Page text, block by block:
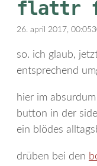
flattr
26. april 2017, 00:05
so. ich glaub,
entsprechend
hier im
button in der
ein blödes
drüben bei den